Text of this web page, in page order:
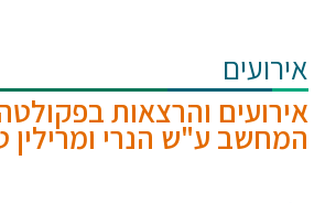
אירועים
אירועים והרצאות
המחשב ע"ש הנרי ומרילין